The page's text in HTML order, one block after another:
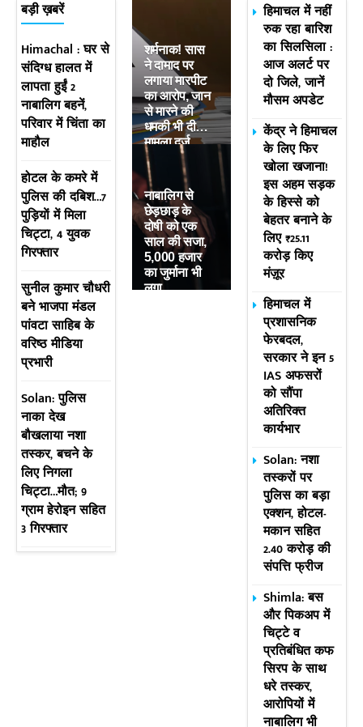
बड़ी ख़बरें
Himachal : घर से
संदिग्ध हालत में
लापता हुईं 2
नाबालिग बहनें,
परिवार में चिंता का
माहौल
होटल के कमरे में
पुलिस की दबिश…7
पुड़ियाें में मिला
चिट्टा, 4 युवक
गिरफ्तार
सुनील कुमार चौधरी
बने भाजपा मंडल
पांवटा साहिब के
वरिष्ठ मीडिया
प्रभारी
Solan: पुलिस
नाका देख
बौखलाया नशा
तस्कर, बचने के
लिए निगला
चिट्टा…मौत; 9
ग्राम हेरोइन सहित
3 गिरफ्तार
शर्मनाक! सास
ने दामाद पर
लगाया मारपीट
का आरोप, जान
से मारने की
धमकी भी दी…
मामला दर्ज
नाबालिग से
छेड़छाड़ के
दोषी को एक
साल की सजा,
5,000 हजार
का जुर्माना भी
लगा
हिमाचल में नहीं
रुक रहा बारिश
का सिलसिला :
आज अलर्ट पर
दो जिले, जानें
मौसम अपडेट
केंद्र ने हिमाचल
के लिए फिर
खोला खजाना!
इस अहम सड़क
के हिस्से को
बेहतर बनाने के
लिए ₹25.11
करोड़ किए
मंज़ूर
हिमाचल में
प्रशासनिक
फेरबदल,
सरकार ने इन 5
IAS अफसरों
को सौंपा
अतिरिक्त
कार्यभार
Solan: नशा
तस्करों पर
पुलिस का बड़ा
एक्शन, होटल-
मकान सहित
2.40 करोड़ की
संपत्ति फ्रीज
Shimla: बस
और पिकअप में
चिट्टे व
प्रतिबंधित कफ
सिरप के साथ
धरे तस्कर,
आरोपियों में